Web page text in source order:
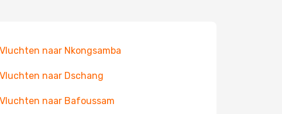
Vluchten naar Nkongsamba
Vluchten naar Dschang
Vluchten naar Bafoussam